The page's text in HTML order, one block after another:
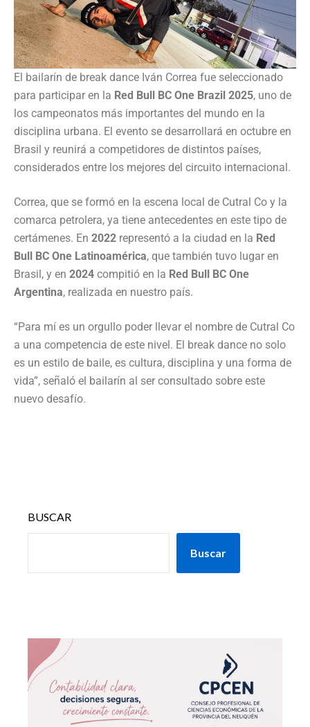
El bailarín de break dance Iván Correa fue seleccionado
para participar en la Red Bull BC One Brazil 2025, uno de
los campeonatos más importantes del mundo en la
disciplina urbana. El evento se desarrollará en octubre en
Brasil y reunirá a competidores de distintos países,
considerados entre los mejores del circuito internacional.
Correa, que se formó en la escena local de Cutral Co y la
comarca petrolera, ya tiene antecedentes en este tipo de
certámenes. En 2022 representó a la ciudad en la Red
Bull BC One Latinoamérica, que también tuvo lugar en
Brasil, y en 2024 compitió en la Red Bull BC One
Argentina, realizada en nuestro país.
“Para mí es un orgullo poder llevar el nombre de Cutral Co
a una competencia de este nivel. El break dance no solo
es un estilo de baile, es cultura, disciplina y una forma de
vida”, señaló el bailarín al ser consultado sobre este
nuevo desafío.
BUSCAR
Buscar